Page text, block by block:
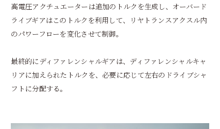
高電圧アクチュエーターは追加のトルクを生成し、オーバード
ライブギアはこのトルクを利用して、リヤトランスアクスル内
のパワーフローを変化させて制御。
最終的にディファレンシャルギアは、ディファレンシャルキャ
リアに加えられたトルクを、必要に応じて左右のドライブシャ
フトに分配する。